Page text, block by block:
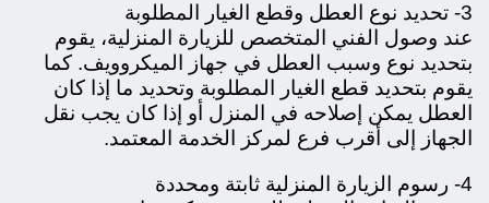
3- تحديد نوع العطل وقطع الغيار المطلوبة
عند وصول الفني المتخصص للزيارة المنزلية، يقوم
بتحديد نوع وسبب العطل في جهاز الميكروويف. كما
يقوم بتحديد قطع الغيار المطلوبة وتحديد ما إذا كان
العطل يمكن إصلاحه في المنزل أو إذا كان يجب نقل
الجهاز إلى أقرب فرع لمركز الخدمة المعتمد.
4- رسوم الزيارة المنزلية ثابتة ومحددة